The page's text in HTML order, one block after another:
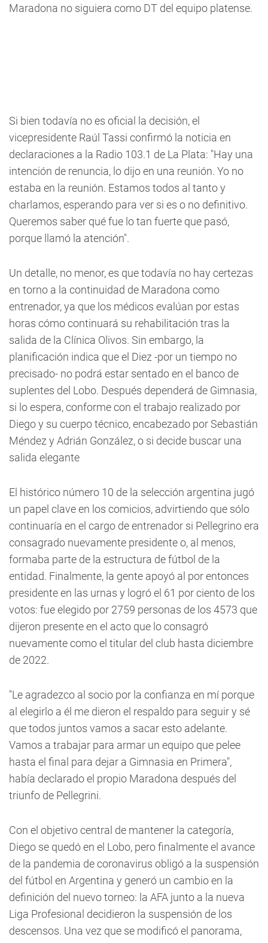
Maradona no siguiera como DT del equipo platense.
Si bien todavía no es oficial la decisión, el
vicepresidente Raúl Tassi confirmó la noticia en
declaraciones a la Radio 103.1 de La Plata: "Hay una
intención de renuncia, lo dijo en una reunión. Yo no
estaba en la reunión. Estamos todos al tanto y
charlamos, esperando para ver si es o no definitivo.
Queremos saber qué fue lo tan fuerte que pasó,
porque llamó la atención".
Un detalle, no menor, es que todavía no hay certezas
en torno a la continuidad de Maradona como
entrenador, ya que los médicos evalúan por estas
horas cómo continuará su rehabilitación tras la
salida de la Clínica Olivos. Sin embargo, la
planificación indica que el Diez -por un tiempo no
precisado- no podrá estar sentado en el banco de
suplentes del Lobo. Después dependerá de Gimnasia,
si lo espera, conforme con el trabajo realizado por
Diego y su cuerpo técnico, encabezado por Sebastián
Méndez y Adrián González, o si decide buscar una
salida elegante
El histórico número 10 de la selección argentina jugó
un papel clave en los comicios, advirtiendo que sólo
continuaría en el cargo de entrenador si Pellegrino era
consagrado nuevamente presidente o, al menos,
formaba parte de la estructura de fútbol de la
entidad. Finalmente, la gente apoyó al por entonces
presidente en las urnas y logró el 61 por ciento de los
votos: fue elegido por 2759 personas de los 4573 que
dijeron presente en el acto que lo consagró
nuevamente como el titular del club hasta diciembre
de 2022.
"Le agradezco al socio por la confianza en mí porque
al elegirlo a él me dieron el respaldo para seguir y sé
que todos juntos vamos a sacar esto adelante.
Vamos a trabajar para armar un equipo que pelee
hasta el final para dejar a Gimnasia en Primera",
había declarado el propio Maradona después del
triunfo de Pellegrini.
Con el objetivo central de mantener la categoría,
Diego se quedó en el Lobo, pero finalmente el avance
de la pandemia de coronavirus obligó a la suspensión
del fútbol en Argentina y generó un cambio en la
definición del nuevo torneo: la AFA junto a la nueva
Liga Profesional decidieron la suspensión de los
descensos. Una vez que se modificó el panorama,